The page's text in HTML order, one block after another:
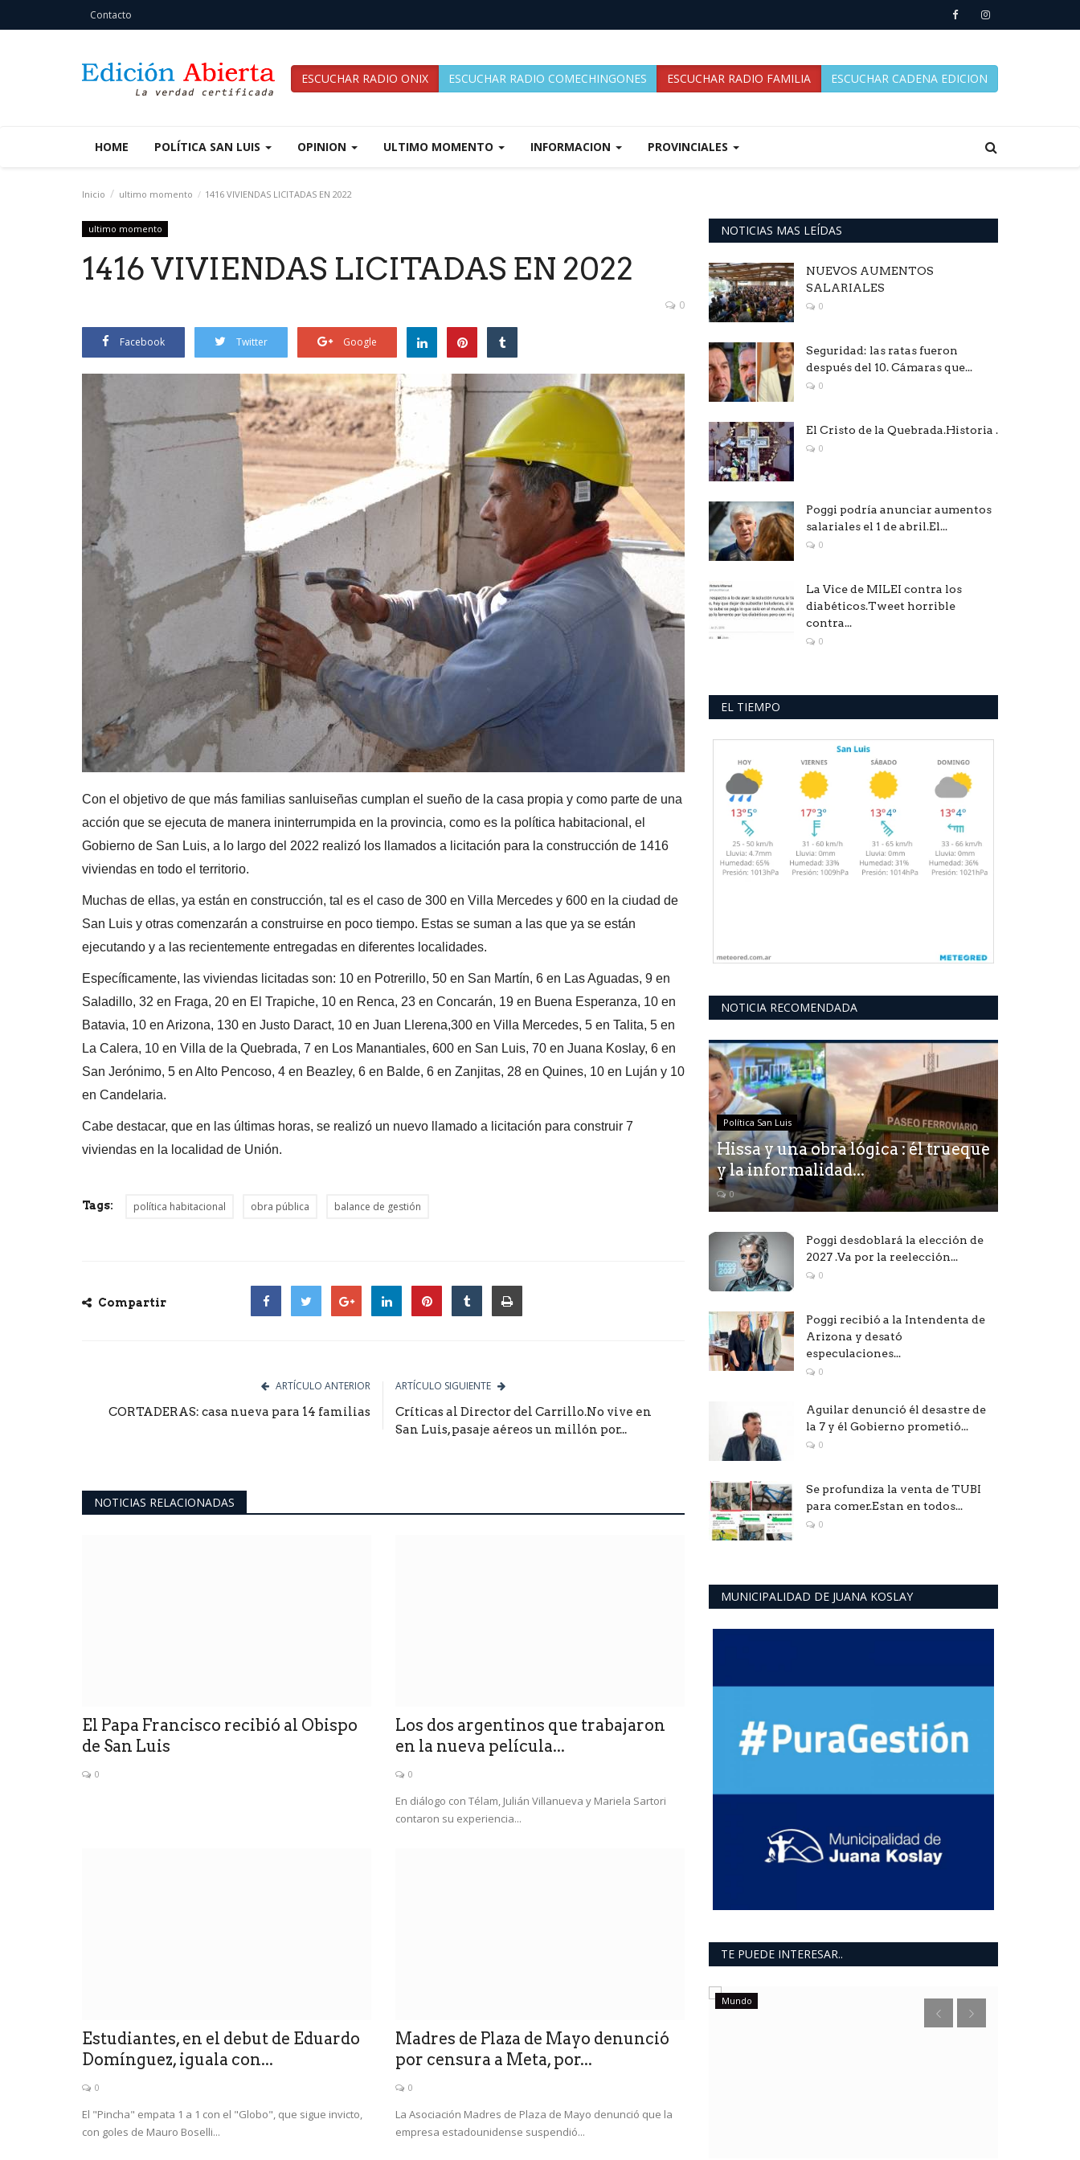
Contacto
ESCUCHAR RADIO ONIX ESCUCHAR RADIO COMECHINGONES ESCUCHAR RADIO FAMILIA ESCUCHAR CADENA EDICION
HOME POLÍTICA SAN LUIS OPINION ULTIMO MOMENTO INFORMACION PROVINCIALES
Inicio ultimo momento 1416 VIVIENDAS LICITADAS EN 2022
ultimo momento
1416 VIVIENDAS LICITADAS EN 2022
0
Facebook Twitter Google
Con el objetivo de que más familias sanluiseñas cumplan el sueño de la casa propia y como parte de una
acción que se ejecuta de manera ininterrumpida en la provincia, como es la política habitacional, el
Gobierno de San Luis, a lo largo del 2022 realizó los llamados a licitación para la construcción de 1416
viviendas en todo el territorio.
Muchas de ellas, ya están en construcción, tal es el caso de 300 en Villa Mercedes y 600 en la ciudad de
San Luis y otras comenzarán a construirse en poco tiempo. Estas se suman a las que ya se están
ejecutando y a las recientemente entregadas en diferentes localidades.
Específicamente, las viviendas licitadas son: 10 en Potrerillo, 50 en San Martín, 6 en Las Aguadas, 9 en
Saladillo, 32 en Fraga, 20 en El Trapiche, 10 en Renca, 23 en Concarán, 19 en Buena Esperanza, 10 en
Batavia, 10 en Arizona, 130 en Justo Daract, 10 en Juan Llerena,300 en Villa Mercedes, 5 en Talita, 5 en
La Calera, 10 en Villa de la Quebrada, 7 en Los Manantiales, 600 en San Luis, 70 en Juana Koslay, 6 en
San Jerónimo, 5 en Alto Pencoso, 4 en Beazley, 6 en Balde, 6 en Zanjitas, 28 en Quines, 10 en Luján y 10
en Candelaria.
Cabe destacar, que en las últimas horas, se realizó un nuevo llamado a licitación para construir 7
viviendas en la localidad de Unión.
Tags: política habitacional obra pública balance de gestión
Compartir
ARTÍCULO ANTERIOR
CORTADERAS: casa nueva para 14 familias
ARTÍCULO SIGUIENTE
Críticas al Director del Carrillo.No vive en
San Luis, pasaje aéreos un millón por...
NOTICIAS RELACIONADAS
El Papa Francisco recibió al Obispo
de San Luis
0
Los dos argentinos que trabajaron
en la nueva película...
0
En diálogo con Télam, Julián Villanueva y Mariela Sartori
contaron su experiencia...
Estudiantes, en el debut de Eduardo
Domínguez, iguala con...
0
El "Pincha" empata 1 a 1 con el "Globo", que sigue invicto,
con goles de Mauro Boselli...
Madres de Plaza de Mayo denunció
por censura a Meta, por...
0
La Asociación Madres de Plaza de Mayo denunció que la
empresa estadounidense suspendió...
NOTICIAS MAS LEÍDAS
NUEVOS AUMENTOS
SALARIALES
0
Seguridad: las ratas fueron
después del 10. Cámaras que...
0
El Cristo de la Quebrada.Historia .
0
Poggi podría anunciar aumentos
salariales el 1 de abril.El...
0
La Vice de MILEI contra los
diabéticos.Tweet horrible
contra...
0
EL TIEMPO
NOTICIA RECOMENDADA
Política San Luis
Hissa y una obra lógica : él trueque
y la informalidad...
0
Poggi desdoblará la elección de
2027 .Va por la reelección...
0
Poggi recibió a la Intendenta de
Arizona y desató
especulaciones...
0
Aguilar denunció él desastre de
la 7 y él Gobierno prometió...
0
Se profundiza la venta de TUBI
para comer.Estan en todos...
0
MUNICIPALIDAD DE JUANA KOSLAY
TE PUEDE INTERESAR..
con Cristina"
0
como rehenes a todos...
Mundo